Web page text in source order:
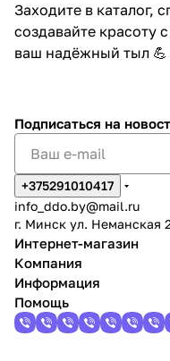
Заходите в каталог,
создавайте красоту
ваш надёжный тыл 💪
Подписаться на
+375291010417
info_ddo.by@mail.ru
г. Минск ул. Неманская
Интернет-магазин
Компания
Информация
Помощь